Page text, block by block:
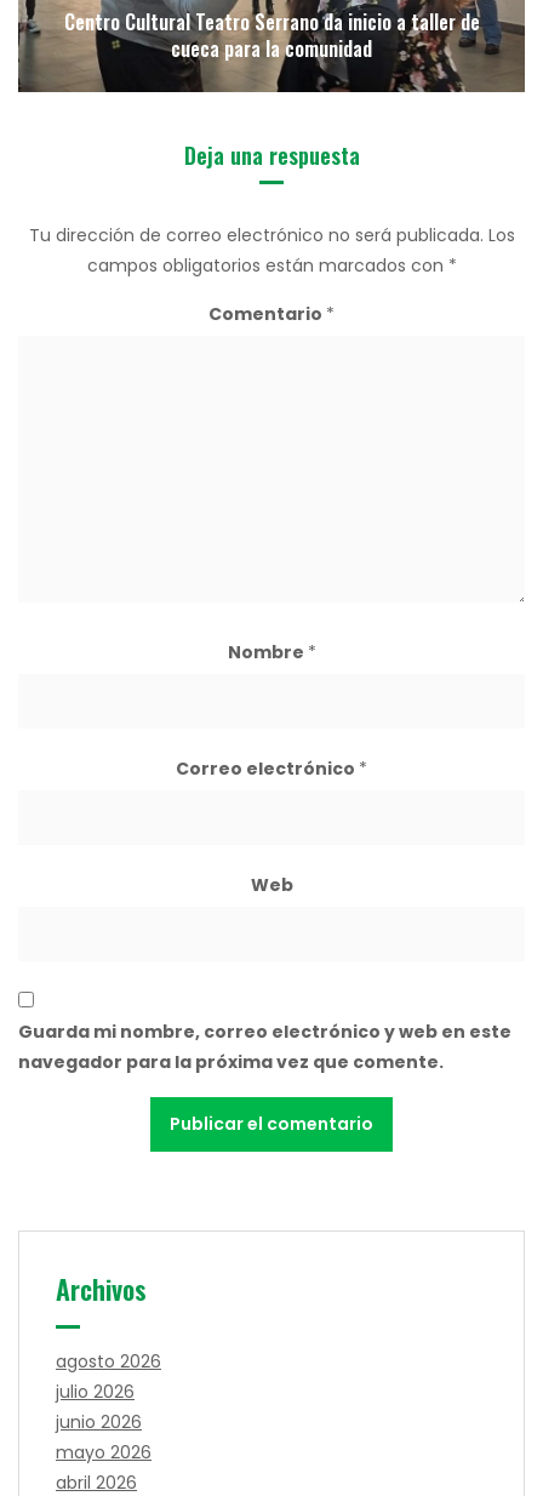
Centro Cultural Teatro Serrano da inicio a taller de
cueca para la comunidad
Deja una respuesta
Tu dirección de correo electrónico no será publicada. Los
campos obligatorios están marcados con *
Comentario *
Nombre *
Correo electrónico *
Web
Guarda mi nombre, correo electrónico y web en este
navegador para la próxima vez que comente.
Archivos
agosto 2026
julio 2026
junio 2026
mayo 2026
abril 2026